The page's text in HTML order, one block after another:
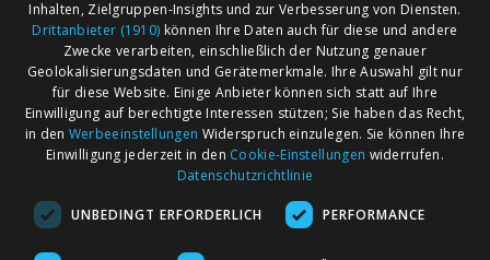
AGB
Impressum
Kontakt
Märkte nach Bundesländern
Märkte nach PLZ
Märkte nach Umkreis
Flohmarkt
Inhalten, Zielgruppen-Insights und zur Verbesserung von Diensten.
Drittanbieter (1910) können Ihre Daten auch für diese und andere
Zwecke verarbeiten, einschließlich der Nutzung genauer
Geolokalisierungsdaten und Gerätemerkmale. Ihre Auswahl gilt nur
für diese Website. Einige Anbieter können sich statt auf Ihre
Einwilligung auf berechtigte Interessen stützen; Sie haben das Recht,
in den Werbeeinstellungen Widerspruch einzulegen. Sie können Ihre
Einwilligung jederzeit in den Cookie-Einstellungen widerrufen.
Datenschutzrichtlinie
UNBEDINGT ERFORDERLICH PERFORMANCE